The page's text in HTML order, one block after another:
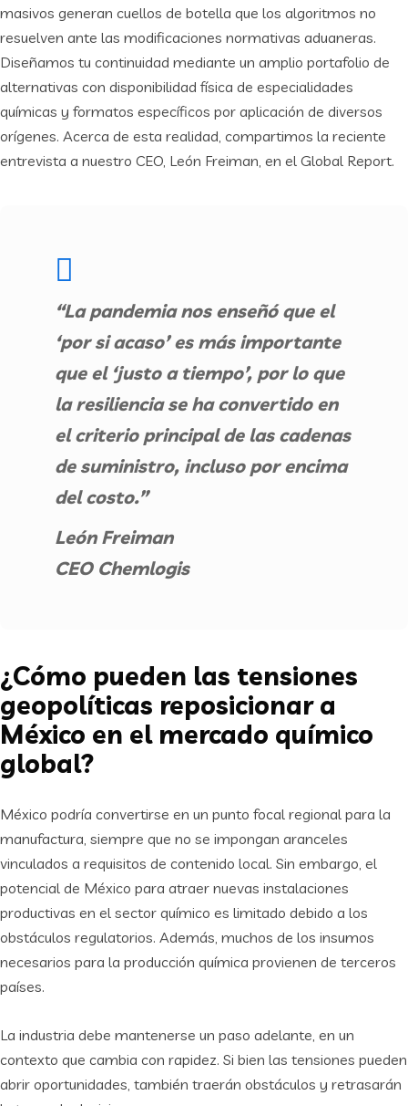
masivos generan cuellos de botella que los algoritmos no
resuelven ante las modificaciones normativas aduaneras.
Diseñamos tu continuidad mediante un amplio portafolio de
alternativas con disponibilidad física de especialidades
químicas y formatos específicos por aplicación de diversos
orígenes. Acerca de esta realidad, compartimos la reciente
entrevista a nuestro CEO, León Freiman, en el Global Report.
“La pandemia nos enseñó que el
‘por si acaso’ es más importante
que el ‘justo a tiempo’, por lo que
la resiliencia se ha convertido en
el criterio principal de las cadenas
de suministro, incluso por encima
del costo.”
León Freiman
CEO Chemlogis
¿Cómo pueden las tensiones
geopolíticas reposicionar a
México en el mercado químico
global?
México podría convertirse en un punto focal regional para la
manufactura, siempre que no se impongan aranceles
vinculados a requisitos de contenido local. Sin embargo, el
potencial de México para atraer nuevas instalaciones
productivas en el sector químico es limitado debido a los
obstáculos regulatorios. Además, muchos de los insumos
necesarios para la producción química provienen de terceros
países.
La industria debe mantenerse un paso adelante, en un
contexto que cambia con rapidez. Si bien las tensiones pueden
abrir oportunidades, también traerán obstáculos y retrasarán